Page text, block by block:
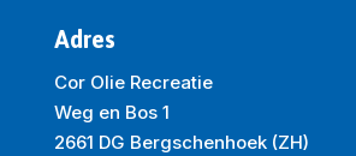
Adres
Cor Olie Recreatie
Weg en Bos 1
2661 DG Bergschenhoek (ZH)